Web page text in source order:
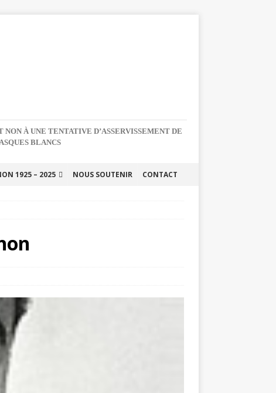
À UNE TENTATIVE D’ASSERVISSEMENT DE
BLANCS
1925 – 2025 NOUS SOUTENIR CONTACT